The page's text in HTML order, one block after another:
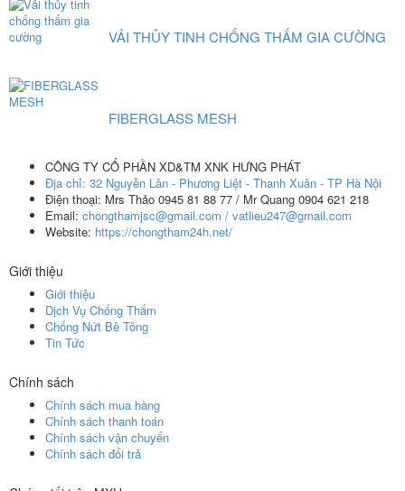
VẢI THỦY TINH CHỐNG THẤM GIA CƯỜNG
FIBERGLASS MESH
CÔNG TY CỔ PHẦN XD&TM XNK HƯNG PHÁT
Địa chỉ: 32 Nguyễn Lân - Phương Liệt - Thanh Xuân - TP Hà Nội
Điện thoại: Mrs Thảo 0945 81 88 77 / Mr Quang 0904 621 218
Email: chongthamjsc@gmail.com / vatlieu247@gmail.com
Website: https://chongtham24h.net/
Giới thiệu
Giới thiệu
Dịch Vụ Chống Thấm
Chống Nứt Bê Tông
Tin Tức
Chính sách
Chính sách mua hàng
Chính sách thanh toán
Chính sách vận chuyển
Chính sách đổi trả